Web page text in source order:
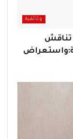
وثائقية
تناقش